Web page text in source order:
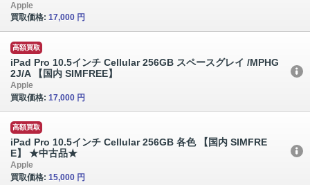
Apple
買取価格: 17,000 円
高額買取
iPad Pro 10.5インチ Cellular 256GB スペースグレイ /MPHG
2J/A 【国内 SIMFREE】
Apple
買取価格: 17,000 円
高額買取
iPad Pro 10.5インチ Cellular 256GB 各色 【国内 SIMFRE
E】 ★中古品★
Apple
買取価格: 15,000 円